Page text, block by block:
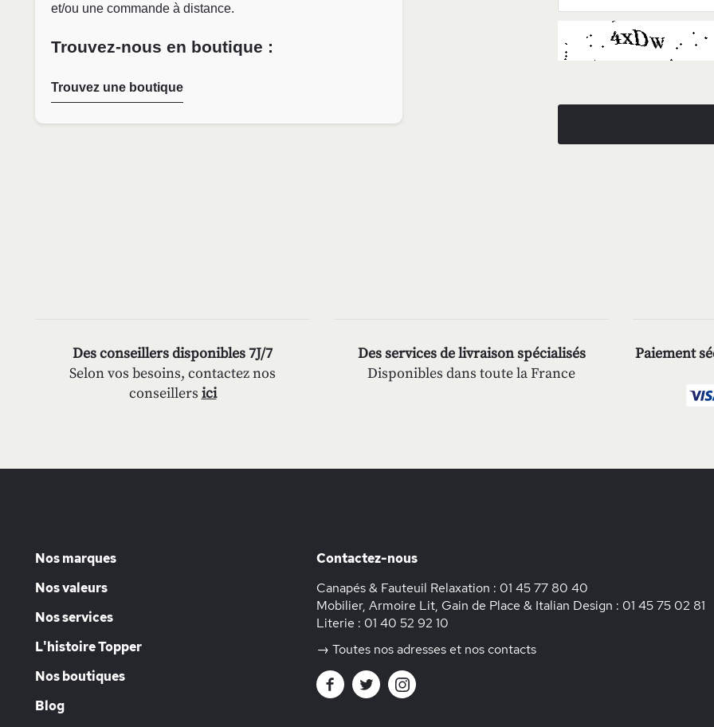
et/ou une commande à distance.
Trouvez-nous en boutique :
Trouvez une boutique
Des conseillers disponibles 7J/7
Selon vos besoins, contactez nos
conseillers ici
Des services de livraison spécialisés
Disponibles dans toute la France
Paiement
Nos marques
Nos valeurs
Nos services
L'histoire Topper
Nos boutiques
Blog
Contactez-nous
Canapés & Fauteuil Relaxation : 01 45 77 80 40
Mobilier, Armoire Lit, Gain de Place & Italian Design : 01 45 75 02 81
Literie : 01 40 52 92 10
→ Toutes nos adresses et nos contacts